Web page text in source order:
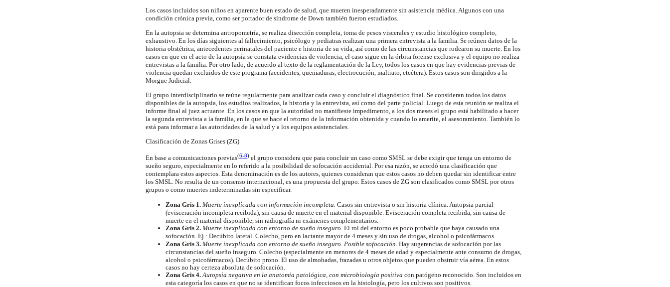
Los casos incluidos son niños en aparente buen estado de salud, que mueren inesperadamente sin asistencia médica. Algunos con una
condición crónica previa, como ser portador de síndrome de Down también fueron estudiados.
En la autopsia se determina antropometría, se realiza disección completa, toma de pesos viscerales y estudio histológico completo,
exhaustivo. En los días siguientes al fallecimiento, psicólogo y pediatras realizan una primera entrevista a la familia. Se reúnen datos de la
historia obstétrica, antecedentes perinatales del paciente e historia de su vida, así como de las circunstancias que rodearon su muerte. En los
casos en que en el acto de la autopsia se constata evidencias de violencia, el caso sigue en la órbita forense exclusiva y el equipo no realiza
entrevistas a la familia. Por otro lado, de acuerdo al texto de la reglamentación de la Ley, todos los casos en que hay evidencias previas de
violencia quedan excluidos de este programa (accidentes, quemaduras, electrocución, maltrato, etcétera). Estos casos son dirigidos a la
Morgue Judicial.
El grupo interdisciplinario se reúne regularmente para analizar cada caso y concluir el diagnóstico final. Se consideran todos los datos
disponibles de la autopsia, los estudios realizados, la historia y la entrevista, así como del parte policial. Luego de esta reunión se realiza el
informe final al juez actuante. En los casos en que la autoridad no manifieste impedimento, a los dos meses el grupo está habilitado a hacer
la segunda entrevista a la familia, en la que se hace el retorno de la información obtenida y cuando lo amerite, el asesoramiento. También lo
está para informar a las autoridades de la salud y a los equipos asistenciales.
Clasificación de Zonas Grises (ZG)
En base a comunicaciones previas(6-8) el grupo considera que para concluir un caso como SMSL se debe exigir que tenga un entorno de
sueño seguro, especialmente en lo referido a la posibilidad de sofocación accidental. Por esa razón, se acordó una clasificación que
contemplara estos aspectos. Esta denominación es de los autores, quienes consideran que estos casos no deben quedar sin identificar entre
los SMSL. No resulta de un consenso internacional, es una propuesta del grupo. Estos casos de ZG son clasificados como SMSL por otros
grupos o como muertes indeterminadas sin especificar.
Zona Gris 1. Muerte inexplicada con información incompleta. Casos sin entrevista o sin historia clínica. Autopsia parcial
(evisceración incompleta recibida), sin causa de muerte en el material disponible. Evisceración completa recibida, sin causa de
muerte en el material disponible, sin radiografía ni exámenes complementarios.
Zona Gris 2. Muerte inexplicada con entorno de sueño inseguro. El rol del entorno es poco probable que haya causado una
sofocación. Ej.: Decúbito lateral. Colecho , pero en lactante mayor de 4 meses y sin uso de drogas, alcohol o psicofármacos.
Zona Gris 3. Muerte inexplicada con entorno de sueño inseguro. Posible sofocación. Hay sugerencias de sofocación por las
circunstancias del sueño inseguro. Colecho (especialmente en menores de 4 meses de edad y especialmente ante consumo de drogas,
alcohol o psicofármacos). Decúbito prono. El uso de almohadas, frazadas u otros objetos que pueden obstruir vía aérea. En estos
casos no hay certeza absoluta de sofocación.
Zona Gris 4. Autopsia negativa en la anatomía patológica, con microbiología positiva con patógeno reconocido. Son incluidos en
esta categoría los casos en que no se identifican focos infecciosos en la histología, pero los cultivos son positivos.